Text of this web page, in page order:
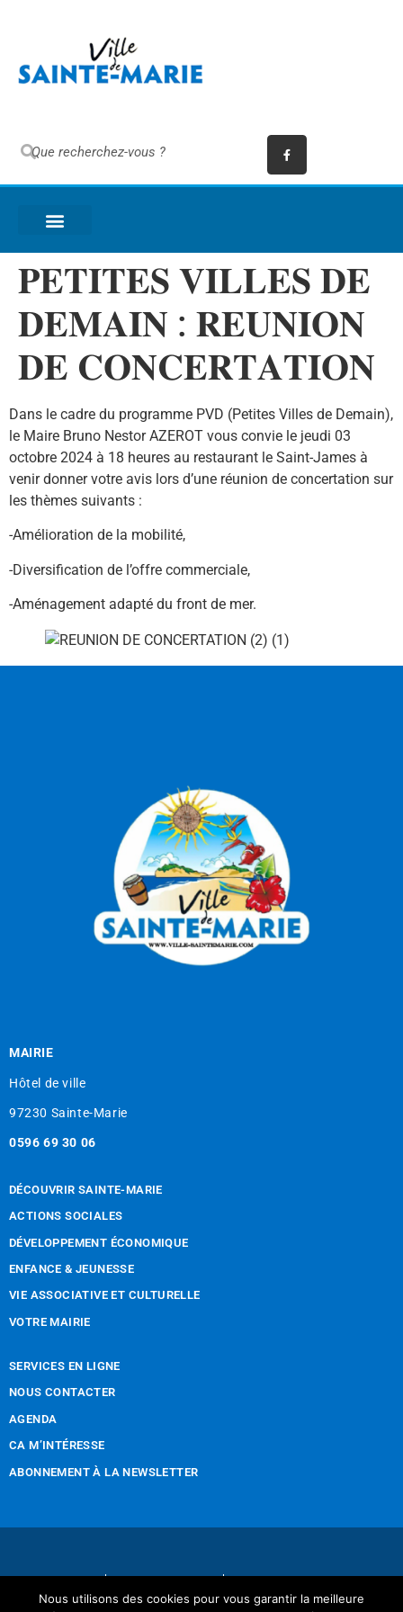
𝐏𝐄𝐓𝐈𝐓𝐄𝐒 𝐕𝐈𝐋𝐋𝐄𝐒 𝐃𝐄
𝐃𝐄𝐌𝐀𝐈𝐍 : 𝐑𝐄𝐔𝐍𝐈𝐎𝐍
𝐃𝐄 𝐂𝐎𝐍𝐂𝐄𝐑𝐓𝐀𝐓𝐈𝐎𝐍
Dans le cadre du programme PVD (Petites Villes de Demain),
le Maire Bruno Nestor AZEROT vous convie le jeudi 03
octobre 2024 à 18 heures au restaurant le Saint-James à
venir donner votre avis lors d’une réunion de concertation sur
les thèmes suivants :
-Amélioration de la mobilité,
-Diversification de l’offre commerciale,
-Aménagement adapté du front de mer.
MAIRIE
Hôtel de ville
97230 Sainte-Marie
0596 69 30 06
DÉCOUVRIR SAINTE-MARIE
ACTIONS SOCIALES
DÉVELOPPEMENT ÉCONOMIQUE
ENFANCE & JEUNESSE
VIE ASSOCIATIVE ET CULTURELLE
VOTRE MAIRIE
SERVICES EN LIGNE
NOUS CONTACTER
AGENDA
CA M’INTÉRESSE
ABONNEMENT À LA NEWSLETTER
Réalisation Tintamarre & Co
Nous utilisons des cookies pour vous garantir la meilleure